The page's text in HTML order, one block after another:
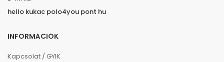
hello kukac polo4you pont hu
INFORMÁCIÓK
Kapcsolat / GYIK